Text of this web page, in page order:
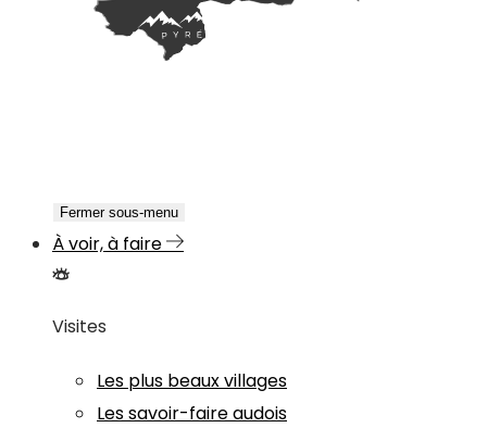
Fermer sous-menu
À voir, à faire
Visites
Les plus beaux villages
Les savoir-faire audois